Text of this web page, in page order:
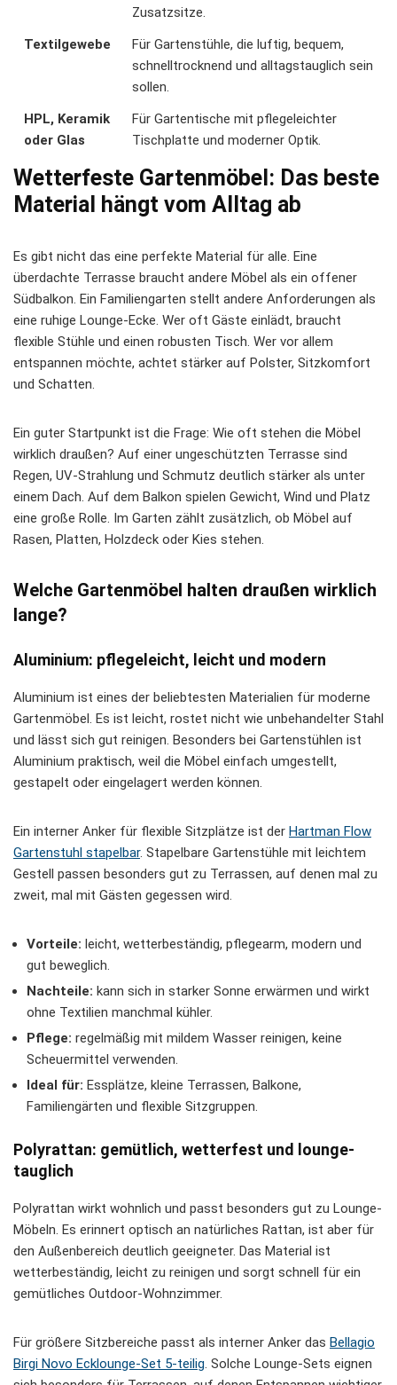
Zusatzsitze.
Textilgewebe
Für Gartenstühle, die luftig, bequem,
schnelltrocknend und alltagstauglich sein
sollen.
HPL, Keramik
oder Glas
Für Gartentische mit pflegeleichter
Tischplatte und moderner Optik.
Wetterfeste Gartenmöbel: Das beste
Material hängt vom Alltag ab
Es gibt nicht das eine perfekte Material für alle. Eine
überdachte Terrasse braucht andere Möbel als ein offener
Südbalkon. Ein Familiengarten stellt andere Anforderungen als
eine ruhige Lounge-Ecke. Wer oft Gäste einlädt, braucht
flexible Stühle und einen robusten Tisch. Wer vor allem
entspannen möchte, achtet stärker auf Polster, Sitzkomfort
und Schatten.
Ein guter Startpunkt ist die Frage: Wie oft stehen die Möbel
wirklich draußen? Auf einer ungeschützten Terrasse sind
Regen, UV-Strahlung und Schmutz deutlich stärker als unter
einem Dach. Auf dem Balkon spielen Gewicht, Wind und Platz
eine große Rolle. Im Garten zählt zusätzlich, ob Möbel auf
Rasen, Platten, Holzdeck oder Kies stehen.
Welche Gartenmöbel halten draußen wirklich
lange?
Aluminium: pflegeleicht, leicht und modern
Aluminium ist eines der beliebtesten Materialien für moderne
Gartenmöbel. Es ist leicht, rostet nicht wie unbehandelter Stahl
und lässt sich gut reinigen. Besonders bei Gartenstühlen ist
Aluminium praktisch, weil die Möbel einfach umgestellt,
gestapelt oder eingelagert werden können.
Ein interner Anker für flexible Sitzplätze ist der Hartman Flow
Gartenstuhl stapelbar. Stapelbare Gartenstühle mit leichtem
Gestell passen besonders gut zu Terrassen, auf denen mal zu
zweit, mal mit Gästen gegessen wird.
Vorteile: leicht, wetterbeständig, pflegearm, modern und
gut beweglich.
Nachteile: kann sich in starker Sonne erwärmen und wirkt
ohne Textilien manchmal kühler.
Pflege: regelmäßig mit mildem Wasser reinigen, keine
Scheuermittel verwenden.
Ideal für: Essplätze, kleine Terrassen, Balkone,
Familiengärten und flexible Sitzgruppen.
Polyrattan: gemütlich, wetterfest und lounge-
tauglich
Polyrattan wirkt wohnlich und passt besonders gut zu Lounge-
Möbeln. Es erinnert optisch an natürliches Rattan, ist aber für
den Außenbereich deutlich geeigneter. Das Material ist
wetterbeständig, leicht zu reinigen und sorgt schnell für ein
gemütliches Outdoor-Wohnzimmer.
Für größere Sitzbereiche passt als interner Anker das Bellagio
Birgi Novo Ecklounge-Set 5-teilig. Solche Lounge-Sets eignen